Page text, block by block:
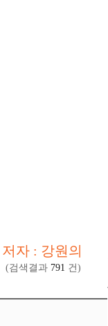
저자 : 강원의
(검색결과 791 건)